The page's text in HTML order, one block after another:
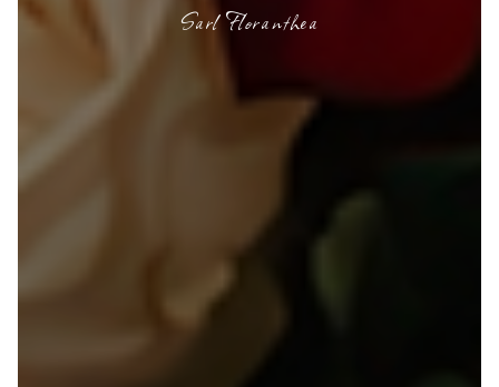
Sarl Floranthea